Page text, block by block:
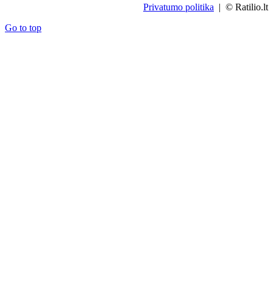
Privatumo politika | © Ratilio.lt
Go to top